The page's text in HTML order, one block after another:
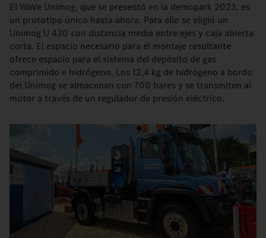
El WaVe Unimog, que se presentó en la demopark 2023, es
un prototipo único hasta ahora. Para ello se eligió un
Unimog U 430 con distancia media entre ejes y caja abierta
corta. El espacio necesario para el montaje resultante
ofrece espacio para el sistema del depósito de gas
comprimido e hidrógeno. Los 12,4 kg de hidrógeno a bordo
del Unimog se almacenan con 700 bares y se transmiten al
motor a través de un regulador de presión eléctrico.